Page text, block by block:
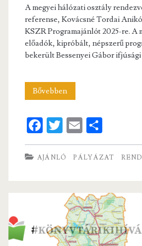
A megyei hálózati osztály
referense, Kovácsné Tordai
KSZR Programajánlót 2025-re. A
előadók, kipróbált, népszerű
bekerült Bessenyei Gábor
BővebbenKSZR
–
NKA
pályázat
Fa
ce
b
T
w
itt
E
m
ai
S
ha
re
AJÁNLÓ PÁLYÁZAT